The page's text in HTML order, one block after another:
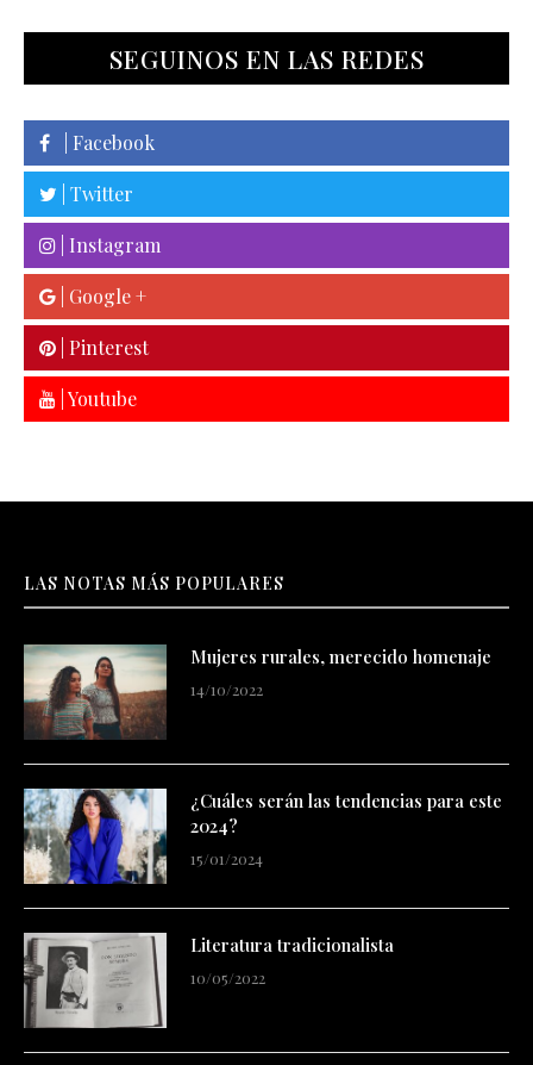
SEGUINOS EN LAS REDES
| Facebook
| Twitter
| Instagram
| Google +
| Pinterest
| Youtube
LAS NOTAS MÁS POPULARES
Mujeres rurales, merecido homenaje
14/10/2022
¿Cuáles serán las tendencias para este
2024?
15/01/2024
Literatura tradicionalista
10/05/2022